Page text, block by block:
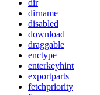
dir
dirname
disabled
download
draggable
enctype
enterkeyhint
exportparts
fetchpriority